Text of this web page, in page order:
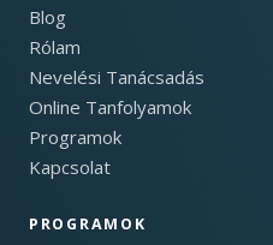
Blog
Rólam
Nevelési Tanácsadás
Online Tanfolyamok
Programok
Kapcsolat
PROGRAMOK